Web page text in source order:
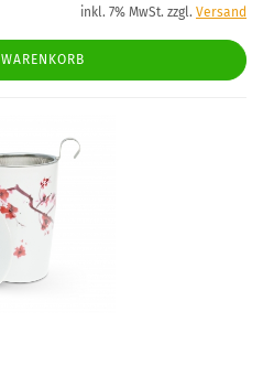
inkl. 7% MwSt. zzgl. Versand